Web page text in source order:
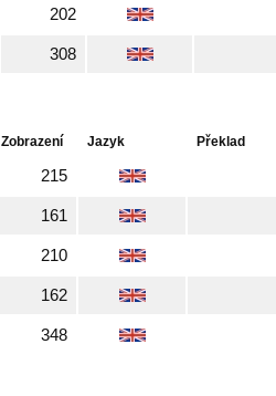
202
308
Zobrazení Jazyk Překlad
215
161
210
162
348